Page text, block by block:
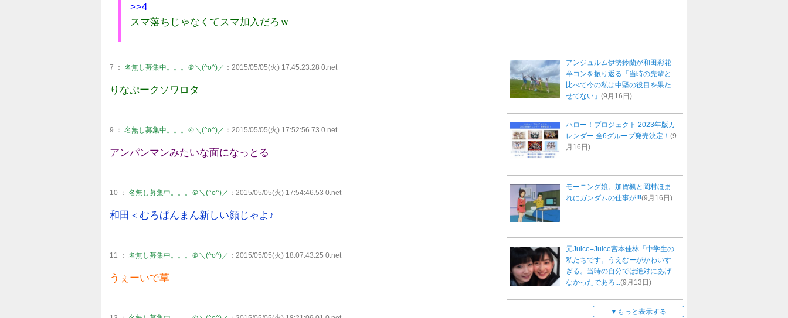
>>4
スマ落ちじゃなくてスマ加入だろｗ
7 ： 名無し募集中。。。＠＼(^o^)／ ：2015/05/05(火) 17:45:23.28 0.net
りなぷークソワロタ
9 ： 名無し募集中。。。＠＼(^o^)／ ：2015/05/05(火) 17:52:56.73 0.net
アンパンマンみたいな面になっとる
10 ： 名無し募集中。。。＠＼(^o^)／ ：2015/05/05(火) 17:54:46.53 0.net
和田＜むろぱんまん新しい顔じゃよ♪
11 ： 名無し募集中。。。＠＼(^o^)／ ：2015/05/05(火) 18:07:43.25 0.net
うぇーいで草
アンジュルム伊勢鈴蘭が和田彩花
卒コンを振り返る「当時の先輩と
比べて今の私は中堅の役目を果た
せてない」 (9月16日)
ハロー！プロジェクト 2023年版カ
レンダー 全6グループ発売決定！ (9
月16日)
モーニング娘。加賀楓と岡村ほま
れにガンダムの仕事が!!!(9月16日)
元Juice=Juice宮本佳林「中学生の
私たちです。うえむーがかわいす
ぎる。当時の自分では絶対にあげ
なかったであろ...(9月13日)
もっと表示する